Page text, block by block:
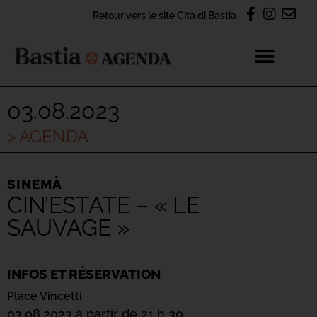
Retour vers le site Cità di Bastia
03.08.2023
> AGENDA
SINEMÀ
CIN’ESTATE – « LE
SAUVAGE »
INFOS ET RÉSERVATION
Place Vincetti
03.08.2023 à partir de 21 h 30